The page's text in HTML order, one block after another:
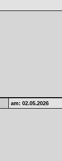
am: 02.05.2026